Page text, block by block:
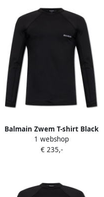
Balmain Zwem T-shirt Black
Heren
1 webshop
€ 235,-